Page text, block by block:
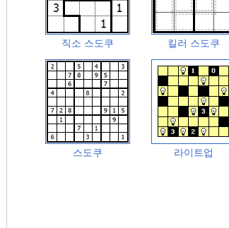
직소 스도쿠 킬러 스도쿠
스도쿠 라이트업